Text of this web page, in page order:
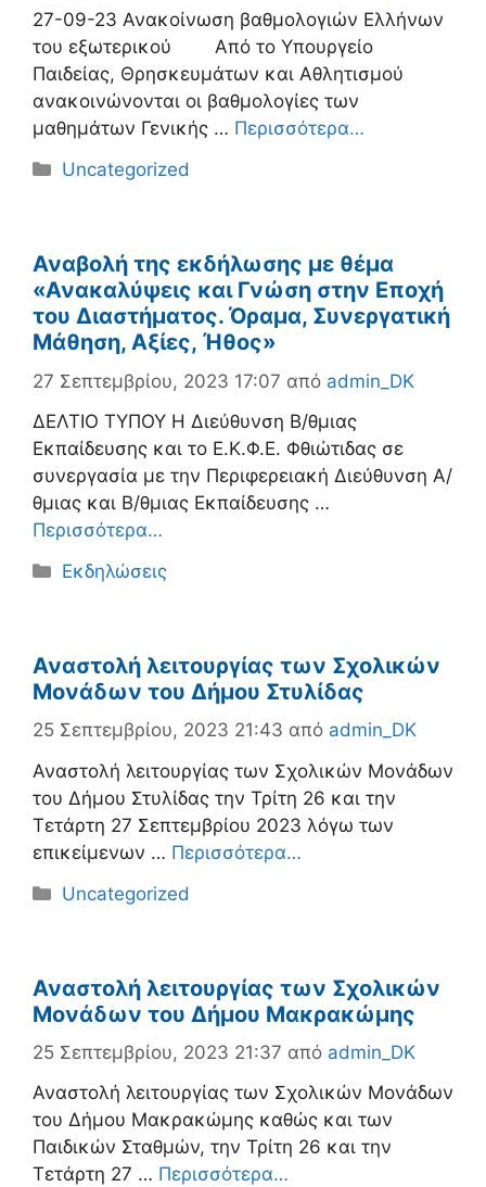
27-09-23 Ανακοίνωση βαθμολογιών Ελλήνων
του εξωτερικού Από το Υπουργείο
Παιδείας, Θρησκευμάτων και Αθλητισμού
ανακοινώνονται οι βαθμολογίες των
μαθημάτων Γενικής … Περισσότερα…
Κατηγορίες
Uncategorized
Αναβολή της εκδήλωσης με θέμα
«Ανακαλύψεις και Γνώση στην Εποχή
του Διαστήματος. Όραμα, Συνεργατική
Μάθηση, Αξίες, Ήθος»
27 Σεπτεμβρίου, 2023 17:07 από admin_DK
ΔΕΛΤΙΟ ΤΥΠΟΥ Η Διεύθυνση Β/θμιας
Εκπαίδευσης και το Ε.Κ.Φ.Ε. Φθιώτιδας σε
συνεργασία με την Περιφερειακή Διεύθυνση Α/
θμιας και Β/θμιας Εκπαίδευσης …
Περισσότερα…
Κατηγορίες
Εκδηλώσεις
Αναστολή λειτουργίας των Σχολικών
Μονάδων του Δήμου Στυλίδας
25 Σεπτεμβρίου, 2023 21:43 από admin_DK
Αναστολή λειτουργίας των Σχολικών Μονάδων
του Δήμου Στυλίδας την Τρίτη 26 και την
Τετάρτη 27 Σεπτεμβρίου 2023 λόγω των
επικείμενων … Περισσότερα…
Κατηγορίες
Uncategorized
Αναστολή λειτουργίας των Σχολικών
Μονάδων του Δήμου Μακρακώμης
25 Σεπτεμβρίου, 2023 21:37 από admin_DK
Αναστολή λειτουργίας των Σχολικών Μονάδων
του Δήμου Μακρακώμης καθώς και των
Παιδικών Σταθμών, την Τρίτη 26 και την
Τετάρτη 27 … Περισσότερα…